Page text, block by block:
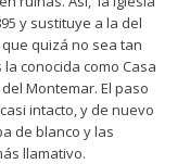
y sustituye a la del
quizá no sea tan
conocida como Casa
Montemar. El paso
intacto, y de nuevo
de blanco y las
llamativo.